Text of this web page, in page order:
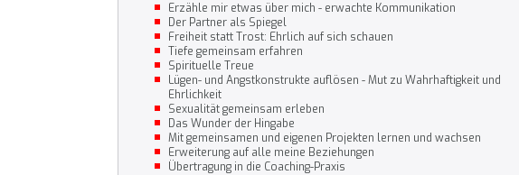
Erzähle mir etwas über mich - erwachte Kommunikation
Der Partner als Spiegel
Freiheit statt Trost: Ehrlich auf sich schauen
Tiefe gemeinsam erfahren
Spirituelle Treue
Lügen- und Angstkonstrukte auflösen - Mut zu Wahrhaftigkeit und
Ehrlichkeit
Sexualität gemeinsam erleben
Das Wunder der Hingabe
Mit gemeinsamen und eigenen Projekten lernen und wachsen
Erweiterung auf alle meine Beziehungen
Übertragung in die Coaching-Praxis